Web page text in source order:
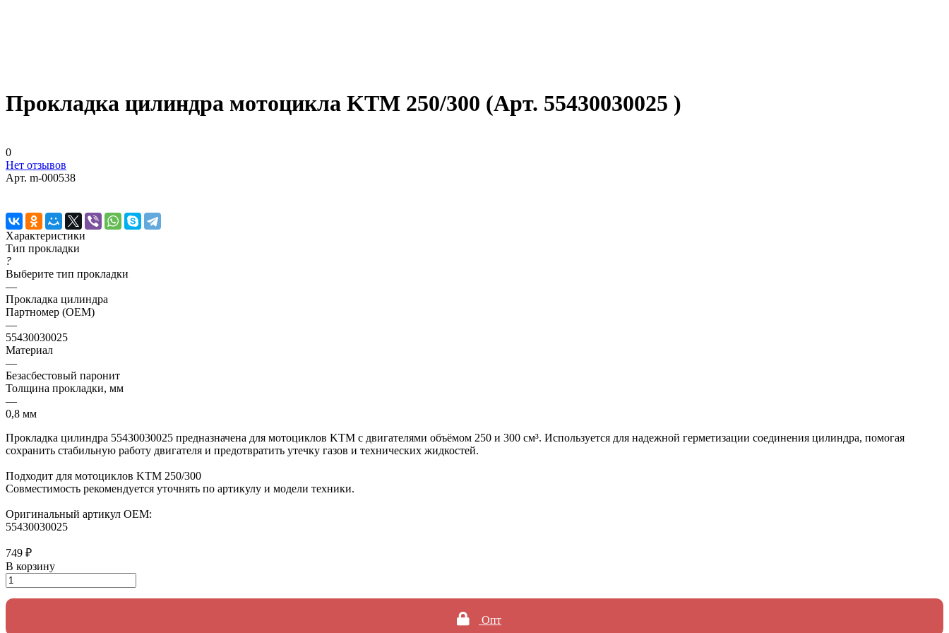
Прокладка цилиндра мотоцикла KTM 250/300 (Арт. 55430030025 )
0
Нет отзывов
Арт. m-000538
Характеристики
Тип прокладки
?
Выберите тип прокладки
—
Прокладка цилиндра
Партномер (OEM)
—
55430030025
Материал
—
Безасбестовый паронит
Толщина прокладки, мм
—
0,8 мм
Прокладка цилиндра 55430030025 предназначена для мотоциклов KTM с двигателями объёмом 250 и 300 см³. Используется для надежной герметизации соединения цилиндра, помогая
сохранить стабильную работу двигателя и предотвратить утечку газов и технических жидкостей.
Подходит для мотоциклов KTM 250/300
Совместимость рекомендуется уточнять по артикулу и модели техники.
Оригинальный артикул OEM:
55430030025
749 ₽
В корзину
Опт